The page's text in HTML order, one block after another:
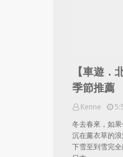
【車遊
季節推薦
Kenne
冬去春來，如
沉在薰衣草的
下雪至到雪完